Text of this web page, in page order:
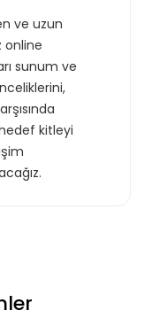
ve uzun
online
sunum ve
kitleyi